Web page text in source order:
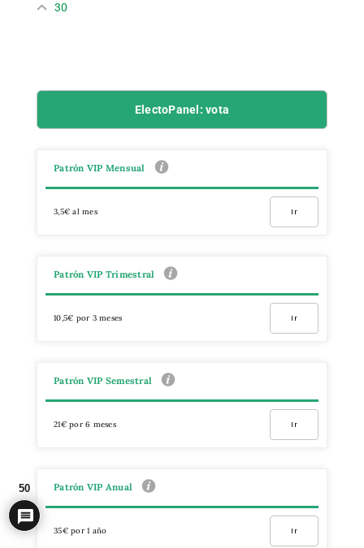
30
ElectoPanel: vota
Patrón VIP Mensual
3,5€ al mes Ir
Patrón VIP Trimestral
10,5€ por 3 meses Ir
Patrón VIP Semestral
21€ por 6 meses Ir
Patrón VIP Anual
35€ por 1 año Ir
50